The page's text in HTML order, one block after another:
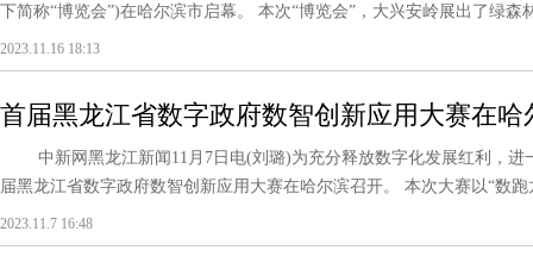
下简称“博览会”)在哈尔滨市启幕。 本次“博览会”，大兴安岭展出了绿森
2023.11.16 18:13
首届黑龙江省数字政府数智创新应用大赛在哈
中新网黑龙江新闻11月7日电(刘璐)为充分释放数字化发展红利，进
届黑龙江省数字政府数智创新应用大赛在哈尔滨召开。 本次大赛以“数
2023.11.7 16:48